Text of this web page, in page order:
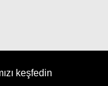
keşfedin